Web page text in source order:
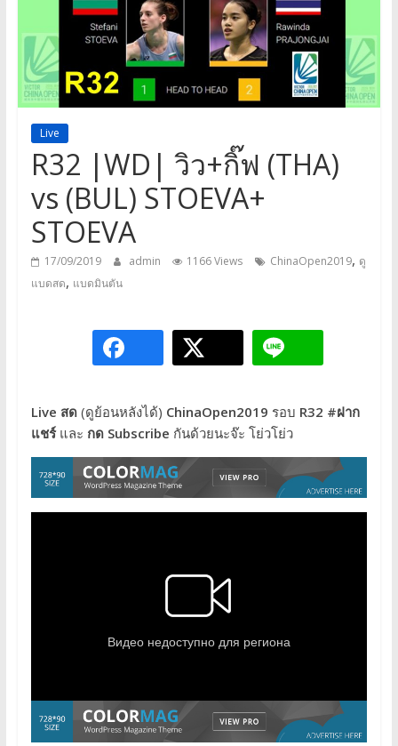
It’s
my
life
Live
R32 |WD| วิว+กิ๊ฟ (THA)
vs (BUL) STOEVA+
STOEVA
17/09/2019 admin 1166 Views ChinaOpen2019, ดู
แบดสด, แบดมินตัน
Live สด(ดูย้อนหลังได้) ChinaOpen2019 รอบ R32 #ฝาก
แชร์ และ กด Subscribe กันด้วยนะจ๊ะ โย่วโย่ว